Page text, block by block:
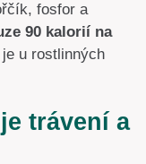
fosfor a
90 kalorií na
u rostlinných
trávení a